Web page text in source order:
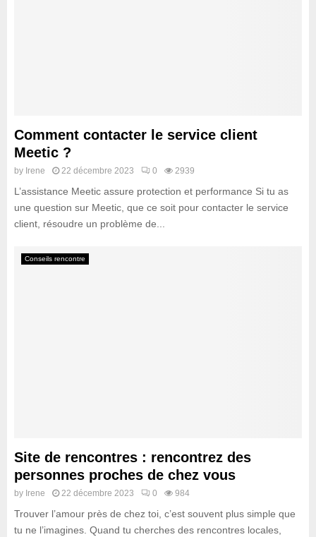
Comment contacter le service client
Meetic ?
by Irene 22 décembre 2023 0 2939
L’assistance Meetic assure protection et performance Si tu as
une question sur Meetic, que ce soit pour contacter le service
client, résoudre un problème de...
Conseils rencontre
Site de rencontres : rencontrez des
personnes proches de chez vous
by Irene 22 décembre 2023 0 984
Trouver l’amour près de chez toi, c’est souvent plus simple que
tu ne l’imagines. Quand tu cherches des rencontres locales,